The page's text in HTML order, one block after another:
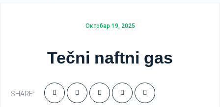
Rafinerija nafte Brod
CNG
Октобар 19, 2025
Tečni naftni gas
SHARE: